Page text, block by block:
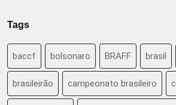
Tags
baccf bolsonaro BRAFF brasil
brasileirão campeonato brasileiro